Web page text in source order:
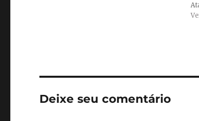
Deixe seu comentário